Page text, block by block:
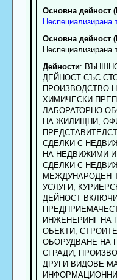
Основна дейност
Неспециализирана
Основна дейност
Неспециализирана
Дейности:
ДЕЙНОСТ СЪС
ПРОИЗВОДСТВО
ХИМИЧЕСКИ
ЛАБОРАТОРНО
НА ЖИЛИЩНИ,
СДЕЛКИ С
НА НЕДВИЖИМИ
СДЕЛКИ С
МЕЖДУНАРОДЕН
УСЛУГИ,
ДЕЙНОСТ
ИНЖЕНЕРИНГ
ОБЕКТИ,
ОБОРУДВАНЕ НА
СГРАДИ,
ДРУГИ ВИДОВЕ
ИНФОРМАЦИОННИ